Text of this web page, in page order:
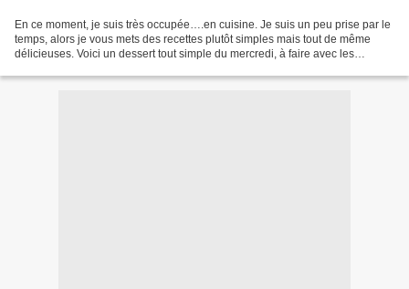
En ce moment, je suis très occupée….en cuisine. Je suis un peu prise par le
temps, alors je vous mets des recettes plutôt simples mais tout de même
délicieuses. Voici un dessert tout simple du mercredi, à faire avec les